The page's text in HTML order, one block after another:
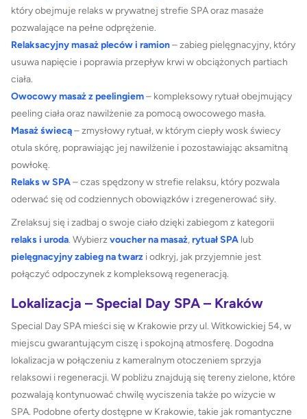
który obejmuje relaks w prywatnej strefie SPA oraz masaże
pozwalające na pełne odprężenie.
Relaksacyjny masaż pleców i ramion– zabieg pielęgnacyjny, który
usuwa napięcie i poprawia przepływ krwi w obciążonych partiach
ciała.
Owocowy masaż z peelingiem– kompleksowy rytuał obejmujący
peeling ciała oraz nawilżenie za pomocą owocowego masła.
Masaż świecą– zmysłowy rytuał, w którym ciepły wosk świecy
otula skórę, poprawiając jej nawilżenie i pozostawiając aksamitną
powłokę.
Relaks w SPA– czas spędzony w strefie relaksu, który pozwala
oderwać się od codziennych obowiązków i zregenerować siły.
Zrelaksuj się i zadbaj o swoje ciało dzięki zabiegom z kategorii
relaks i uroda. Wybierzvoucher na masaż,rytuał SPA lub
pielęgnacyjny zabieg na twarz i odkryj, jak przyjemnie jest
połączyć odpoczynek z kompleksową regeneracją.
Lokalizacja – Special Day SPA – Kraków
Special Day SPA mieści się w Krakowie przy ul. Witkowickiej 54, w
miejscu gwarantującym ciszę i spokojną atmosferę. Dogodna
lokalizacja w połączeniu z kameralnym otoczeniem sprzyja
relaksowi i regeneracji. W pobliżu znajdują się tereny zielone, które
pozwalają kontynuować chwilę wyciszenia także po wizycie w
SPA. Podobne oferty dostępne w Krakowie, takie jak romantyczne